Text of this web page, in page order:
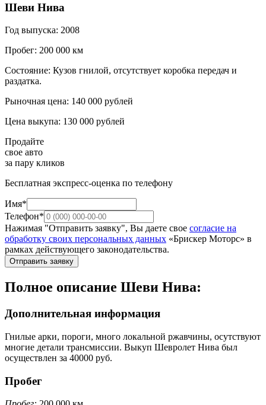
Шеви Нива
Год выпуска: 2008
Пробег: 200 000 км
Состояние: Кузов гнилой, отсутствует коробка передач и
раздатка.
Рыночная цена: 140 000 рублей
Цена выкупа: 130 000 рублей
Продайте
свое авто
за пару кликов
Бесплатная экспресс-оценка по телефону
Имя*
Телефон*
Нажимая "Отправить заявку", Вы даете свое согласие на
обработку своих персональных данных «Брискер Моторс» в
рамках действующего законодательства.
Отправить заявку
Полное описание Шеви Нива:
Дополнительная информация
Гнилые арки, пороги, много локальной ржавчины, осутствуют
многие детали трансмиссии. Выкуп Шевролет Нива был
осуществлен за 40000 руб.
Пробег